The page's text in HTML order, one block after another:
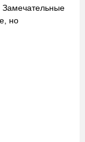
но